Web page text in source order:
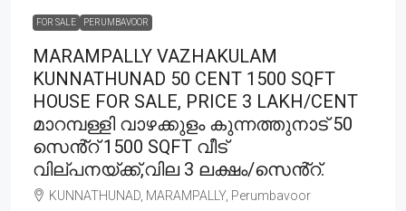
FOR SALE PERUMBAVOOR
MARAMPALLY VAZHAKULAM
KUNNATHUNAD 50 CENT 1500 SQFT
HOUSE FOR SALE, PRICE 3 LAKH/CENT
മാറമ്പള്ളി വാഴക്കുളം കുന്നത്തുനാട് 50
സെൻ്റ് 1500 SQFT വീട്
വില്പനയ്ക്ക്,വില 3 ലക്ഷം/സെൻ്റ്.
KUNNATHUNAD, MARAMPALLY, Perumbavoor